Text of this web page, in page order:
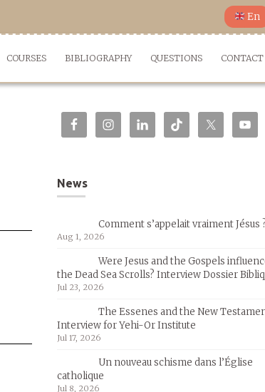
En
COURSES BIBLIOGRAPHY QUESTIONS CONTACT
News
Comment s’appelait vraiment Jésus
Aug 1, 2026
Were Jesus and the Gospels
the Dead Sea Scrolls? Interview Dossier
Jul 23, 2026
The Essenes and the New
Interview for Yehi-Or Institute
Jul 17, 2026
Un nouveau schisme dans l’Église
catholique
Jul 8, 2026